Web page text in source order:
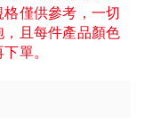
僅供參考，一切
，且每件產品顏色
單。